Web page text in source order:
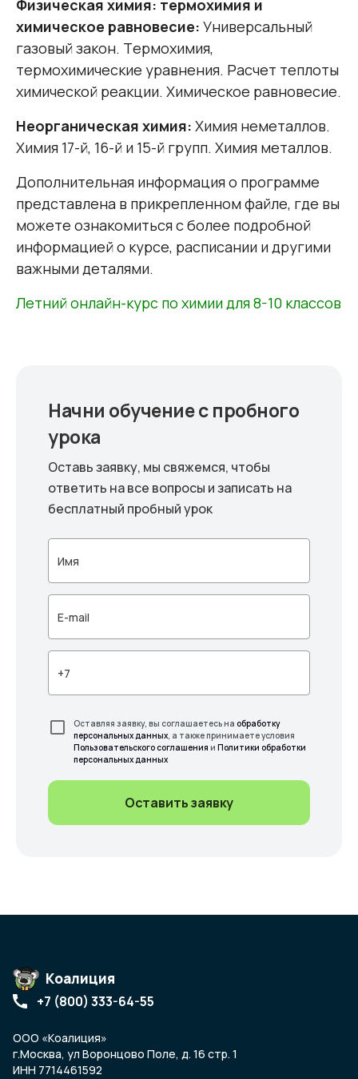
Физическая химия: термохимия и
химическое равновесие: Универсальный
газовый закон. Термохимия,
термохимические уравнения. Расчет теплоты
химической реакции. Химическое равновесие.
Неорганическая химия: Химия неметаллов.
Химия 17-й, 16-й и 15-й групп. Химия металлов.
Дополнительная информация о программе
представлена в прикрепленном файле, где вы
можете ознакомиться с более подробной
информацией о курсе, расписании и другими
важными деталями.
Летний онлайн-курс по химии для 8-10 классов
Начни обучение с пробного
урока
Оставь заявку, мы свяжемся, чтобы
ответить на все вопросы и записать на
бесплатный пробный урок
Оставляя заявку, вы соглашаетесь на обработку
персональных данных, а также принимаете условия
Пользовательского соглашения и Политики обработки
персональных данных
Оставить заявку
Коалиция
+7 (800) 333-64-55
ООО «Коалиция»
г.Москва, ул Воронцово Поле, д. 16 стр. 1
ИНН 7714461592